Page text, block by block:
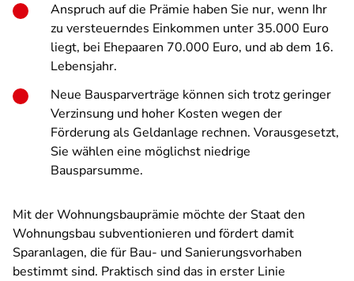
Anspruch auf die Prämie haben Sie nur, wenn Ihr
zu versteuerndes Einkommen unter 35.000 Euro
liegt, bei Ehepaaren 70.000 Euro, und ab dem 16.
Lebensjahr.
Neue Bausparverträge können sich trotz geringer
Verzinsung und hoher Kosten wegen der
Förderung als Geldanlage rechnen. Vorausgesetzt,
Sie wählen eine möglichst niedrige
Bausparsumme.
Mit der Wohnungsbauprämie möchte der Staat den
Wohnungsbau subventionieren und fördert damit
Sparanlagen, die für Bau- und Sanierungsvorhaben
bestimmt sind. Praktisch sind das in erster Linie